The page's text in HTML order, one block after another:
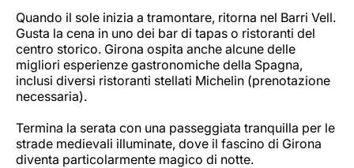
Quando il sole inizia a tramontare, ritorna nel Barri Vell.
Gusta la cena in uno dei bar di tapas o ristoranti del
centro storico. Girona ospita anche alcune delle
migliori esperienze gastronomiche della Spagna,
inclusi diversi ristoranti stellati Michelin (prenotazione
necessaria).
Termina la serata con una passeggiata tranquilla per le
strade medievali illuminate, dove il fascino di Girona
diventa particolarmente magico di notte.